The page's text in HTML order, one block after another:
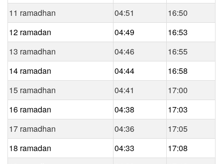
11 ramadhan
04:51
16:50
12 ramadan
04:49
16:53
13 ramadhan
04:46
16:55
14 ramadan
04:44
16:58
15 ramadhan
04:41
17:00
16 ramadan
04:38
17:03
17 ramadhan
04:36
17:05
18 ramadan
04:33
17:08